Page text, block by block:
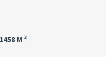
1458 M 2